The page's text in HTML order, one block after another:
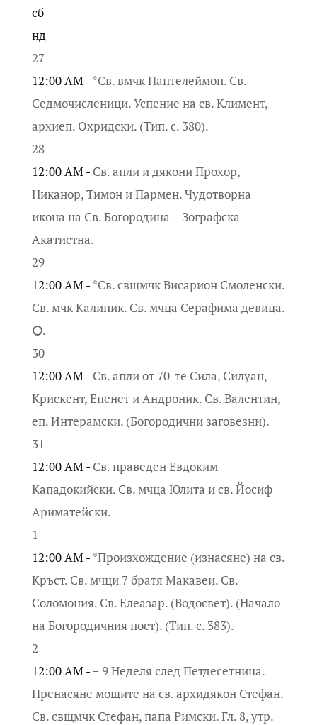
сб
нд
27
12:00 AM -*Св. вмчк Пантелеймон. Св.
Седмочисленици. Успение на св. Климент,
архиеп. Охридски. (Тип. с. 380).
28
12:00 AM - Св. апли и дякони Прохор,
Никанор, Тимон и Пармен. Чудотворна
икона на Св. Богородица – Зографска
Акатистна.
29
12:00 AM -*Св. свщмчк Висарион Смоленски.
Св. мчк Калиник. Св. мчца Серафима девица.
⭘.
30
12:00 AM - Св. апли от 70-те Сила, Силуан,
Крискент, Епенет и Андроник. Св. Валентин,
еп. Интерамски. (Богородични заговезни).
31
12:00 AM - Св. праведен Евдоким
Кападокийски. Св. мчца Юлита и св. Йосиф
Ариматейски.
1
12:00 AM -*Произхождение (изнасяне) на св.
Кръст. Св. мчци 7 братя Макавеи. Св.
Соломония. Св. Елеазар. (Водосвет). (Начало
на Богородичния пост). (Тип. с. 383).
2
12:00 AM -+ 9 Неделя след Петдесетница.
Пренасяне мощите на св. архидякон Стефан.
Св. свщмчк Стефан, папа Римски. Гл. 8, утр.